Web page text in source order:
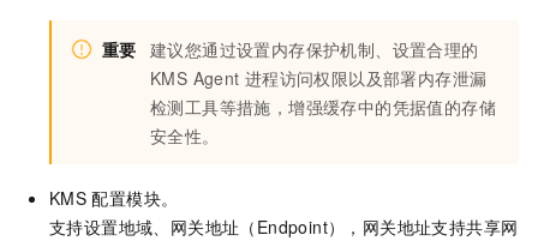
重要 建议您通过设置内存保护机制、设置合理的
KMS Agent 进程访问权限以及部署内存泄漏
检测工具等措施，增强缓存中的凭据值的存储
安全性。
KMS 配置模块。
支持设置地域、网关地址（Endpoint），网关地址支持共享网